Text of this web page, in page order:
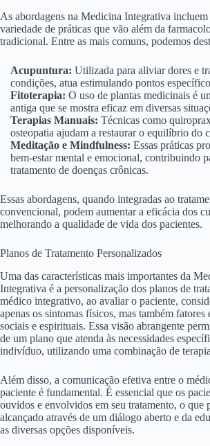
As abordagens na Medicina Integrativa incluem
variedade de práticas que vão além da
tradicional. Entre as mais comuns, podemos
Acupuntura: Utilizada para aliviar dores e
condições, atua estimulando pontos
Fitoterapia: O uso de plantas medicinais é
antiga que se mostra eficaz em diversas
Terapias Manuais: Técnicas como
osteopatia ajudam a restaurar o equilíbrio do
Meditação e Mindfulness: Essas práticas
bem-estar mental e emocional, contribuindo
tratamento de doenças crônicas.
Essas abordagens, quando integradas ao
convencional, podem aumentar a eficácia dos
melhorando a qualidade de vida dos pacientes.
Planos de Tratamento Personalizados
Uma das características mais importantes da
Integrativa é a personalização dos planos de
médico integrativo, ao avaliar o paciente,
apenas os sintomas físicos, mas também fatores
sociais e espirituais. Essa visão abrangente
de um plano que atenda às necessidades
indivíduo, utilizando uma combinação de
Além disso, a comunicação efetiva entre o
paciente é fundamental. É essencial que os
ouvidos e envolvidos em seu tratamento, o que
alcançado através de um diálogo aberto e da
as diversas opções disponíveis.